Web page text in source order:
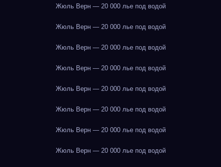
Жюль Верн — 20 000 лье под водой
Жюль Верн — 20 000 лье под водой
Жюль Верн — 20 000 лье под водой
Жюль Верн — 20 000 лье под водой
Жюль Верн — 20 000 лье под водой
Жюль Верн — 20 000 лье под водой
Жюль Верн — 20 000 лье под водой
Жюль Верн — 20 000 лье под водой